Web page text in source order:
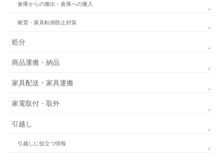
倉庫からの搬出・倉庫への搬入
耐震・家具転倒防止対策
処分
商品運搬・納品
家具配送・家具運搬
家電取付・取外
引越し
引越しに役立つ情報